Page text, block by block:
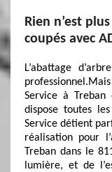
Rien n’est
coupés avec
L’abattage
Service à
dispose toutes
Service détient
réalisation pour
Treban dans le
lumière, et de